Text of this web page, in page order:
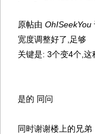
原帖由 OhISeekYou
宽度调整好了,足够
关键是: 3个变4个,这
是的 同问
同时谢谢楼上的兄弟